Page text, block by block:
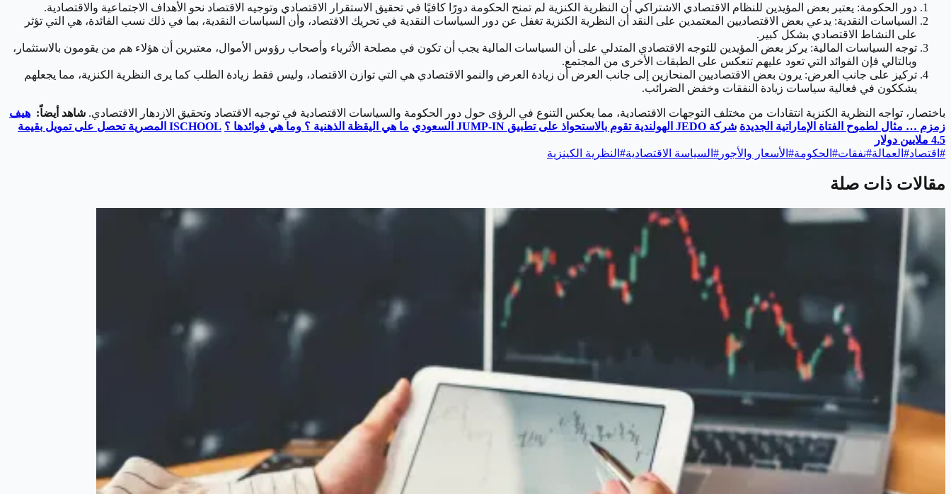
دور الحكومة: يعتبر بعض المؤيدين للنظام الاقتصادي الاشتراكي أن النظرية الكنزية لم تمنح الحكومة دورًا كافيًا في تحقيق الاستقرار الاقتصادي وتوجيه الاقتصاد نحو الأهداف الاجتماعية والاقتصادية.
السياسات النقدية: يدعي بعض الاقتصاديين المعتمدين على النقد أن النظرية الكنزية تغفل عن دور السياسات النقدية في تحريك الاقتصاد، وأن السياسات النقدية، بما في ذلك نسب الفائدة، هي التي تؤثر
على النشاط الاقتصادي بشكل كبير.
توجه السياسات المالية: يركز بعض المؤيدين للتوجه الاقتصادي المتدلي على أن السياسات المالية يجب أن تكون في مصلحة الأثرياء وأصحاب رؤوس الأموال، معتبرين أن هؤلاء هم من يقومون بالاستثمار،
وبالتالي فإن الفوائد التي تعود عليهم تنعكس على الطبقات الأخرى من المجتمع.
تركيز على جانب العرض: يرون بعض الاقتصاديين المنحازين إلى جانب العرض أن زيادة العرض والنمو الاقتصادي هي التي توازن الاقتصاد، وليس فقط زيادة الطلب كما يرى النظرية الكنزية، مما يجعلهم
يشككون في فعالية سياسات زيادة النفقات وخفض الضرائب.
باختصار، تواجه النظرية الكنزية انتقادات من مختلف التوجهات الاقتصادية، مما يعكس التنوع في الرؤى حول دور الحكومة والسياسات الاقتصادية في توجيه الاقتصاد وتحقيق الازدهار الاقتصادي. شاهد أيضاً: هيف
زمزم … مثال لطموح الفتاة الإماراتية الجديدة شركة الهولندية تقوم بالاستحواذ على تطبيق السعودي ما هي اليقظة الذهنية ؟ وما هي فوائدها ؟ ISCHOOL المصرية تحصل على تمويل بقيمة
4.5 ملايين دولار
# اقتصاد# العمالة#نفقات# الحكومة# الأسعار والأجور # السياسة الاقتصادية# النظرية الكينزية
مقالات ذات صلة